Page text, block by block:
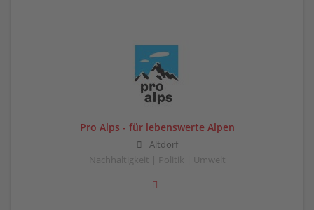
Pro Alps - für lebenswerte Alpen
Altdorf
Nachhaltigkeit | Politik | Umwelt